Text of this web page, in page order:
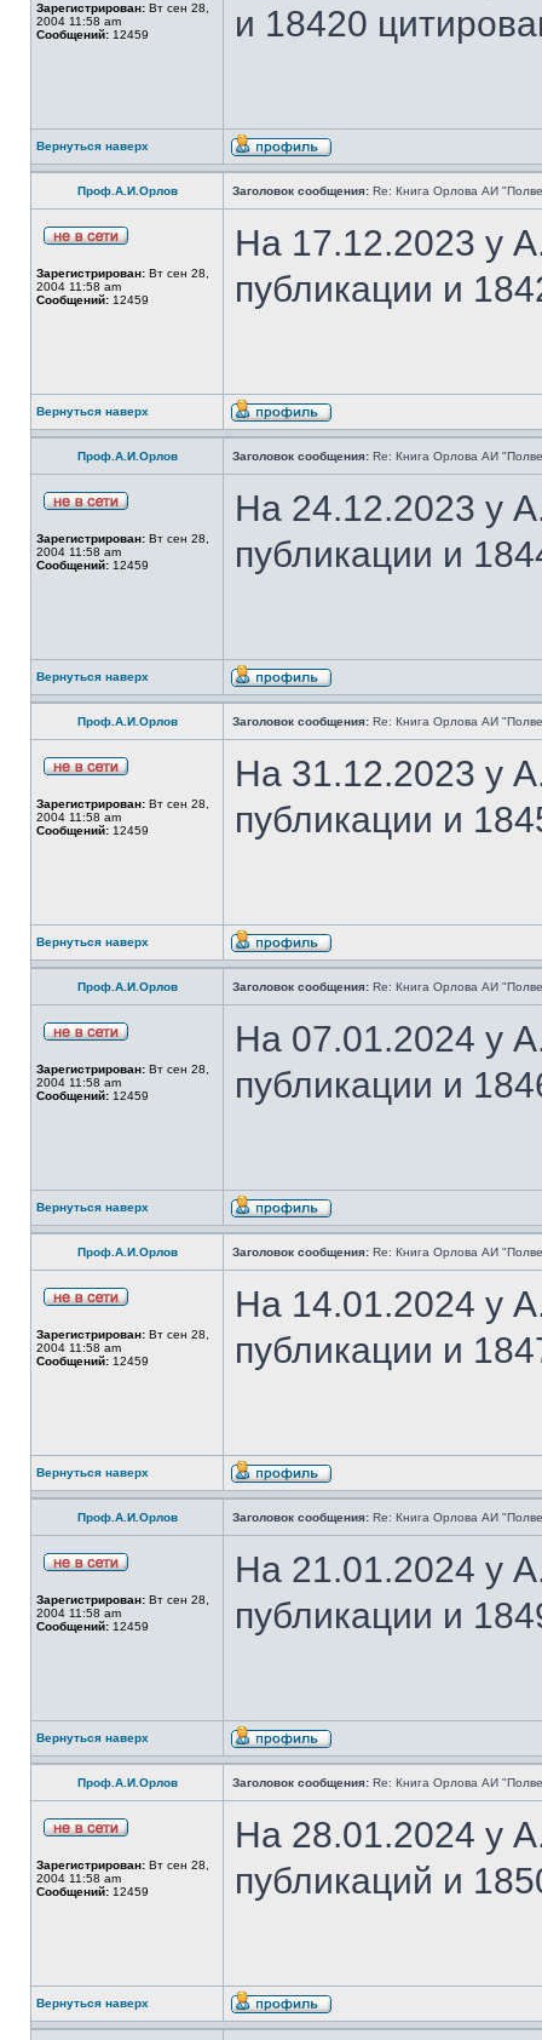
Зарегистрирован: Вт сен 28,
2004 11:58 am
Сообщений: 12459
и 18420
Вернуться наверх
Проф.А.И.Орлов Заголовок сообщения: Re: Книга Орлова АИ
Зарегистрирован: Вт сен 28,
2004 11:58 am
Сообщений: 12459
На 17.12.2023 у
публикации и
Вернуться наверх
Проф.А.И.Орлов Заголовок сообщения: Re: Книга Орлова АИ
Зарегистрирован: Вт сен 28,
2004 11:58 am
Сообщений: 12459
На 24.12.2023 у
публикации и
Вернуться наверх
Проф.А.И.Орлов Заголовок сообщения: Re: Книга Орлова АИ
Зарегистрирован: Вт сен 28,
2004 11:58 am
Сообщений: 12459
На 31.12.2023 у
публикации и
Вернуться наверх
Проф.А.И.Орлов Заголовок сообщения: Re: Книга Орлова АИ
Зарегистрирован: Вт сен 28,
2004 11:58 am
Сообщений: 12459
На 07.01.2024 у
публикации и
Вернуться наверх
Проф.А.И.Орлов Заголовок сообщения: Re: Книга Орлова АИ
Зарегистрирован: Вт сен 28,
2004 11:58 am
Сообщений: 12459
На 14.01.2024 у
публикации и
Вернуться наверх
Проф.А.И.Орлов Заголовок сообщения: Re: Книга Орлова АИ
Зарегистрирован: Вт сен 28,
2004 11:58 am
Сообщений: 12459
На 21.01.2024 у
публикации и
Вернуться наверх
Проф.А.И.Орлов Заголовок сообщения: Re: Книга Орлова АИ
Зарегистрирован: Вт сен 28,
2004 11:58 am
Сообщений: 12459
На 28.01.2024 у
публикаций и
Вернуться наверх